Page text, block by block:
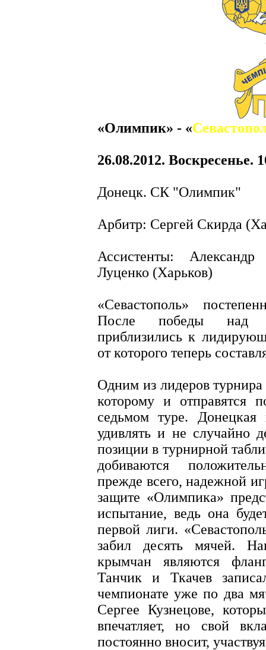
«Олимпик» - «
26.08.2012. Воскресенье.
Донецк. СК "Олимпик"
Арбитр: Сергей Скирда
Ассистенты:
Луценко (Харьков)
«Севастополь»
После победы над
приблизились к
от которого теперь
Одним из лидеров
которому и отправятся
седьмом туре. Донецкая
удивлять и не случайно
позиции в турнирной
добиваются
прежде всего, надежной
защите «Олимпика»
испытание, ведь она
первой лиги.
забил десять мячей.
крымчан являются
Танчик и Ткачев
чемпионате уже по два
Сергее Кузнецове,
впечатляет, но свой
постоянно вносит,